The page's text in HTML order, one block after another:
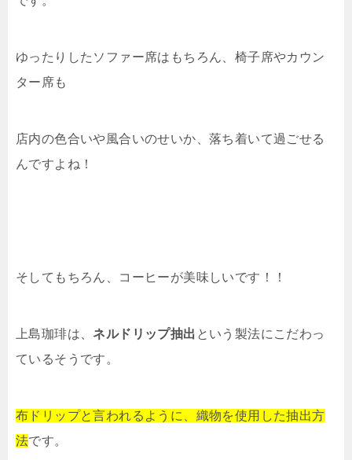
ゆったりしたソファー席はもちろん、椅子席やカウン
ター席も
店内の色合いや風合いのせいか、落ち着いて過ごせる
んですよね！
そしてもちろん、コーヒーが美味しいです！！
上島珈琲は、ネルドリップ抽出 という製法にこだわっ
ているそうです。
布ドリップと言われるように、織物を使用した抽出方
法です。